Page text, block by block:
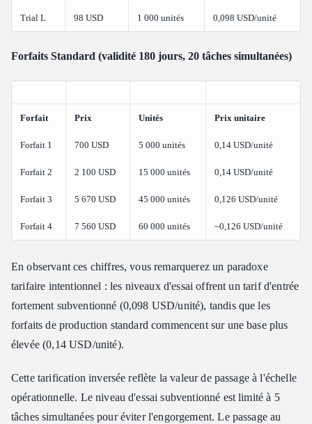
Trial L 98 USD 1 000 unités 0,098 USD/unité
Forfaits Standard (validité 180 jours, 20 tâches simultanées)
Forfait Prix Unités Prix unitaire
Forfait 1 700 USD 5 000 unités 0,14 USD/unité
Forfait 2 2 100 USD 15 000 unités 0,14 USD/unité
Forfait 3 5 670 USD 45 000 unités 0,126 USD/unité
Forfait 4 7 560 USD 60 000 unités ~0,126 USD/unité
En observant ces chiffres, vous remarquerez un paradoxe
tarifaire intentionnel : les niveaux d'essai offrent un tarif d'entrée
fortement subventionné (0,098 USD/unité), tandis que les
forfaits de production standard commencent sur une base plus
élevée (0,14 USD/unité).
Cette tarification inversée reflète la valeur de passage à l'échelle
opérationnelle. Le niveau d'essai subventionné est limité à 5
tâches simultanées pour éviter l'engorgement. Le passage au